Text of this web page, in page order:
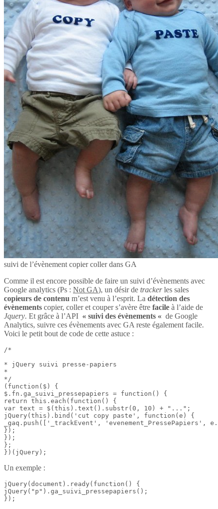
suivi de l’évènement copier coller dans GA
Comme il est encore possible de faire un suivi d’évènements avec
Google analytics (Ps : Not GA), un désir de trackerles sales
copieurs de contenu m’est venu à l’esprit. La détection des
évènements copier, coller et couper s’avère être facile à l’aide de
Jquery. Et grâce à l’API « suivi des évènements « de Google
Analytics, suivre ces évènements avec GA reste également facile.
Voici le petit bout de code de cette astuce :
/*
* jQuery suivi presse-papiers
*
*/
(function($) {
$.fn.ga_suivi_pressepapiers = function() {
return this.each(function() {
var text = $(this).text().substr(0, 10) + "...";
jQuery(this).bind('cut copy paste', function(e) {
_gaq.push(['_trackEvent', 'evenement_PressePapiers',
});
});
};
})(jQuery);
Un exemple :
jQuery(document).ready(function() {
jQuery("p").ga_suivi_pressepapiers();
});